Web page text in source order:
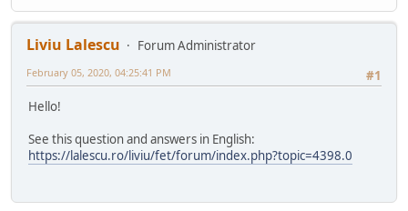
Liviu Lalescu
Forum Administrator
#1
February 05, 2020, 04:25:41 PM
Hello!
See this question and answers in English:
https://lalescu.ro/liviu/fet/forum/index.php?topic=4398.0